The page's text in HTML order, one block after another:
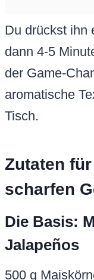
Du drückst ihn
dann 4-5
der Game-
aromatische
Tisch.
Zutaten
scharfen
Die Basis:
Jalapeños
500 g